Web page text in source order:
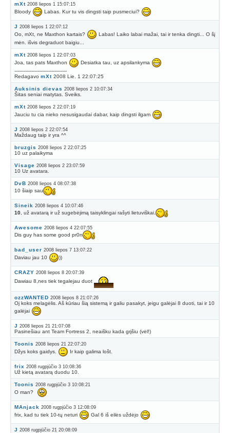
mXt 2008 liepos 1 15:07:15
Bloody Labas. Kur tu vis dingsti taip pusmeciui?
J 2008 liepos 1 22:07:12
Oo, mXt, ne Maxthon kartais?
Labas! Laiko labai mažai, tai ir tenka dingti... O šį
mėn. išvis degraduot baigiu...
mXt 2008 liepos 1 22:07:03
Joa, tas pats Maxthon
Desiatka tau, uz apsilankyma
----------------------------------
Redagavo mXt2008 Lie. 1 22:07:25
Auksinis dievas 2008 liepos 2 10:07:34
Šitas seniai matytas. Sveiks.
mXt 2008 liepos 2 22:07:19
Jauciu tu cia nieko nesusigaudai dabar, kaip dingsti ilgam
J 2008 liepos 2 22:07:54
Maždaug taip ir yra ^^
bruzgis 2008 liepos 2 22:07:25
10 uz palaikyma
Visage 2008 liepos 2 23:07:59
10 Uz avatara.
DvB 2008 liepos 4 08:07:38
10 šiaip sau
Sineik 2008 liepos 4 10:07:46
10, už avatarą ir už sugebėjimą taisyklingai rašyti lietuviškai.
Awesome 2008 liepos 4 22:07:55
Dis guy has some good pr0n
bad_user 2008 liepos 7 13:07:22
Daviau jau 10 ))
CRAZY 2008 liepos 8 20:07:39
Dawiau 8,nes tiek tegalejau duot
ozzWANTED 2008 liepos 8 21:07:26
Oj koks melagėlis. Aš kūriau šią sistemą ir galiu pasakyt, jeigu galėjai 8 duoti, tai ir 10
galėjai
J 2008 liepos 21 21:07:08
Pasinešiau ant Team Fortress 2, neaišku kada grįšiu (vėl!)
Toonis 2008 liepos 21 22:07:20
Džys koks gaidys. Ir kaip galima lošt.
frix 2008 rugpjūčio 3 10:08:36
Už kietą avatarą duodu 10.
Toonis 2008 rugpjūčio 3 10:08:21
O man?
MAnjack 2008 rugpjūčio 3 12:08:09
frix, kad tu tiek 10-tų neturi Gal 6 iš eilės uždėjo
J 2008 rugpjūčio 21 20:08:09